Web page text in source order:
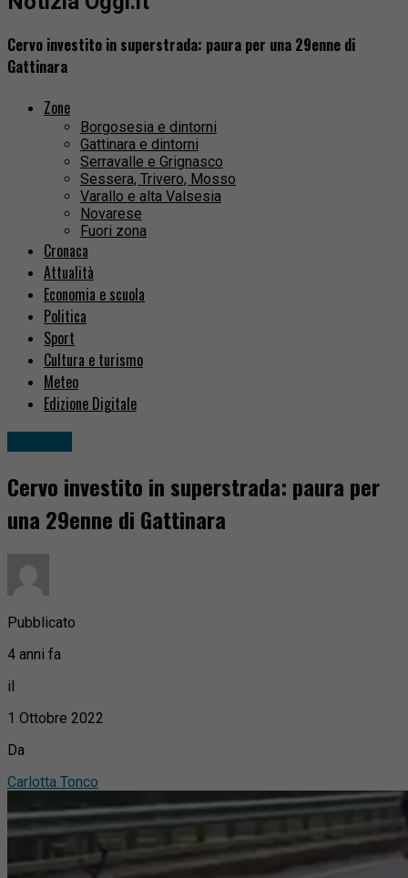
Cervo investito in superstrada: paura per una 29enne di
Gattinara
Zone
Borgosesia e dintorni
Gattinara e dintorni
Serravalle e Grignasco
Sessera, Trivero, Mosso
Varallo e alta Valsesia
Novarese
Fuori zona
Cronaca
Attualità
Economia e scuola
Politica
Sport
Cultura e turismo
Meteo
Edizione Digitale
Cervo investito in superstrada: paura per
una 29enne di Gattinara
Pubblicato
4 anni fa
il
1 Ottobre 2022
Da
Carlotta Tonco